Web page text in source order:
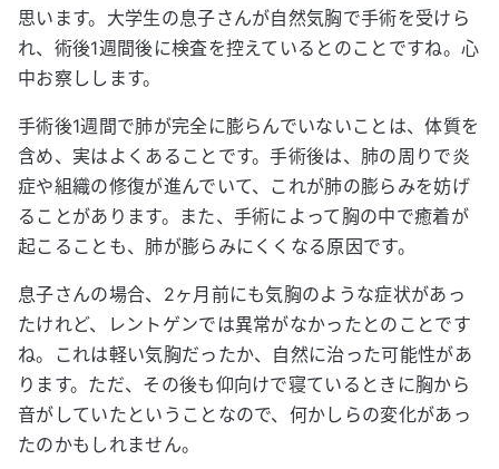
思います。大学生の息子さんが自然気胸で手術を受けら
れ、術後1週間後に検査を控えているとのことですね。心
中お察しします。
手術後1週間で肺が完全に膨らんでいないことは、体質を
含め、実はよくあることです。手術後は、肺の周りで炎
症や組織の修復が進んでいて、これが肺の膨らみを妨げ
ることがあります。また、手術によって胸の中で癒着が
起こることも、肺が膨らみにくくなる原因です。
息子さんの場合、2ヶ月前にも気胸のような症状があっ
たけれど、レントゲンでは異常がなかったとのことです
ね。これは軽い気胸だったか、自然に治った可能性があ
ります。ただ、その後も仰向けで寝ているときに胸から
音がしていたということなので、何かしらの変化があっ
たのかもしれません。